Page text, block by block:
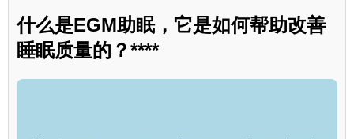
什么是EGM助眠，它是如何帮助改善
睡眠质量的？****